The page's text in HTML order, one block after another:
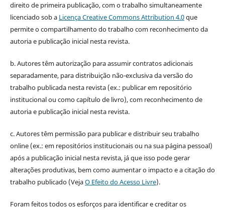
direito de primeira publicação, com o trabalho simultaneamente
licenciado sob a Licença Creative Commons Attribution 4.0que
permite o compartilhamento do trabalho com reconhecimento da
autoria e publicação inicial nesta revista.
b. Autores têm autorização para assumir contratos adicionais
separadamente, para distribuição não-exclusiva da versão do
trabalho publicada nesta revista (ex.: publicar em repositório
institucional ou como capítulo de livro), com reconhecimento de
autoria e publicação inicial nesta revista.
c. Autores têm permissão para publicar e distribuir seu trabalho
online (ex.: em repositórios institucionais ou na sua página pessoal)
após a publicação inicial nesta revista, já que isso pode gerar
alterações produtivas, bem como aumentar o impacto e a citação do
trabalho publicado (VejaO Efeito do Acesso Livre).
Foram feitos todos os esforços para identificar e creditar os